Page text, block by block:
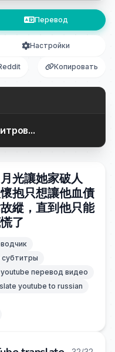
Перевод
Настройки
Копировать
光讓她家破人
抱只想讓他血債
縱，直到他只能
了
субтитры
youtube перевод видео
youtube to russian